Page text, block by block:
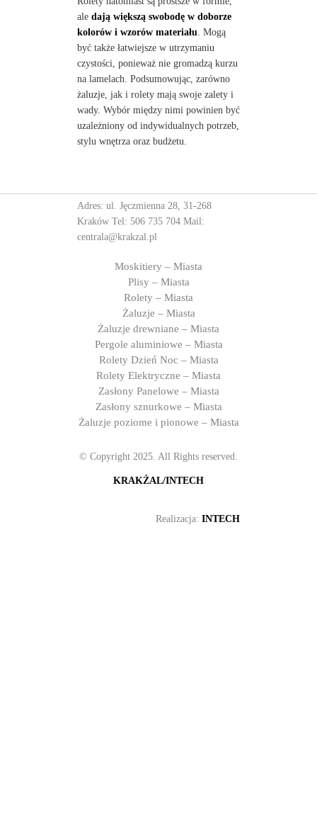
ale dają większą swobodę w doborze
kolorów i wzorów materiału. Mogą
być także łatwiejsze w utrzymaniu
czystości, ponieważ nie gromadzą kurzu
na lamelach. Podsumowując, zarówno
żaluzje, jak i rolety mają swoje zalety i
wady. Wybór między nimi powinien być
uzależniony od indywidualnych potrzeb,
stylu wnętrza oraz budżetu.
Adres: ul. Jęczmienna 28, 31-268
Kraków Tel: 506 735 704 Mail:
centrala@krakzal.pl
Moskitiery – Miasta
Plisy – Miasta
Rolety – Miasta
Żaluzje – Miasta
Żaluzje drewniane – Miasta
Pergole aluminiowe – Miasta
Rolety Dzień Noc – Miasta
Rolety Elektryczne – Miasta
Zasłony Panelowe – Miasta
Zasłony sznurkowe – Miasta
Żaluzje poziome i pionowe – Miasta
© Copyright 2025. All Rights reserved.
KRAKŻAL/INTECH
Realizacja: INTECH